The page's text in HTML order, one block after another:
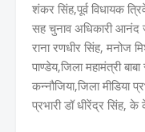
शंकर सिंह,पूर्व विधायक
सह चुनाव अधिकारी आनंद
राना रणधीर सिंह, मनोज
पाण्डेय,जिला महामंत्री
कन्नौजिया,जिला मीडिया
प्रभारी डॉ धीरेंद्र सिंह,